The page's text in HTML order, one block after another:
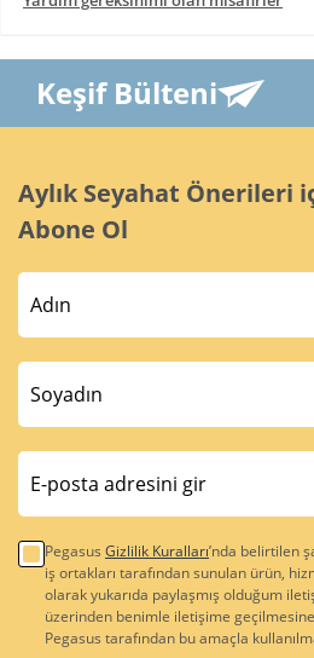
Keşif Bülteni
Aylık Seyahat Önerileri
Abone Ol
Pegasus Gizlilik Kuralları’nda belirtilen
iş ortakları tarafından sunulan ürün,
olarak yukarıda paylaşmış olduğum
üzerinden benimle iletişime
Pegasus tarafından bu amaçla